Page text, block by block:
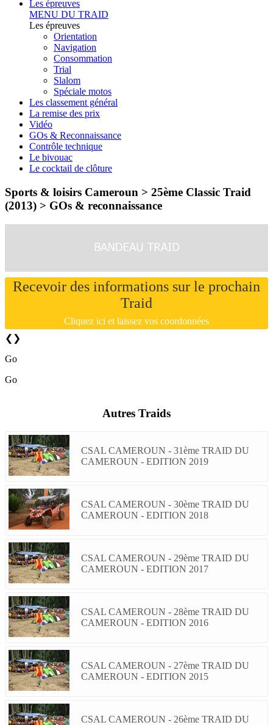
Les épreuves
MENU DU TRAID
Les épreuves
Orientation
Navigation
Consommation
Trial
Slalom
Spéciale motos
Les classement général
La remise des prix
Vidéo
GOs & Reconnaissance
Contrôle technique
Le bivouac
Le cocktail de clôture
Sports & loisirs Cameroun > 25ème Classic Traid
(2013) > GOs & reconnaissance
Recevoir des informations sur le prochain
Traid
Cliquez ici et laissez vos coordonnées
❮ ❯
Go
Go
Autres Traids
CSAL CAMEROUN - 31ème TRAID DU
CAMEROUN - EDITION 2019
CSAL CAMEROUN - 30ème TRAID DU
CAMEROUN - EDITION 2018
CSAL CAMEROUN - 29ème TRAID DU
CAMEROUN - EDITION 2017
CSAL CAMEROUN - 28ème TRAID DU
CAMEROUN - EDITION 2016
CSAL CAMEROUN - 27ème TRAID DU
CAMEROUN - EDITION 2015
CSAL CAMEROUN - 26ème TRAID DU